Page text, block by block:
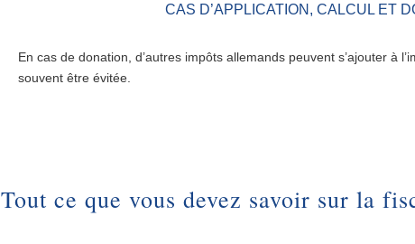
CAS D’APPLICATION, CALCUL ET
En cas de donation, d’autres impôts allemands peuvent s’ajouter à
souvent être évitée.
Tout ce que vous devez savoir sur la